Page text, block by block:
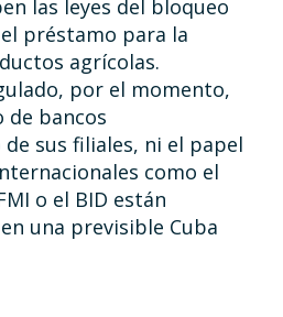
las leyes del bloqueo
préstamo para la
agrícolas.
por el momento,
de bancos
sus filiales, ni el papel
como el
o el BID están
una previsible Cuba